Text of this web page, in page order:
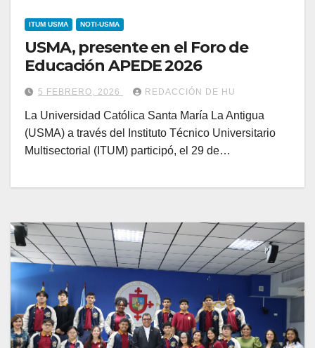
ITUM USMA NOTI-USMA
USMA, presente en el Foro de
Educación APEDE 2026
5 FEBRERO, 2026 REDACCIÓN DE HU
La Universidad Católica Santa María La Antigua
(USMA) a través del Instituto Técnico Universitario
Multisectorial (ITUM) participó, el 29 de…